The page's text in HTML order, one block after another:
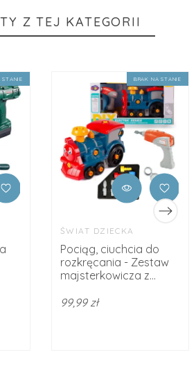
Z TEJ KATEGORII
STANIE
ŚWIAT DZIECKA
Pociąg, ciuchcia do
rozkręcania - Zestaw
majsterkowicza z...
99,99 zł
BRAK NA STANIE